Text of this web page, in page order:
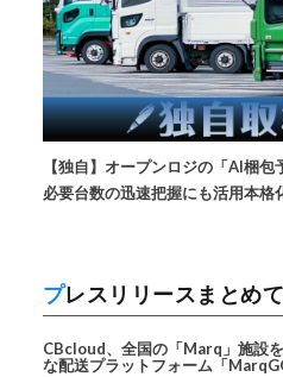
【独自】オープンロジの「AI梱包
必要台数の迅速把握にも活用本格
プレスリリースまとめ
CBcloud、全国の「Marq」施設
な配送プラットフォーム「